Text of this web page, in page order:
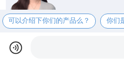
在线拨打
可以介绍下你们的产品么？ 你们